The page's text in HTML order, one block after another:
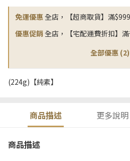
免運優惠全店，【超商取貨】滿
優惠促銷全店，【宅配運費折扣】
全部優惠 (2)
(224g)【純素】
商品描述 更多說明
商品描述